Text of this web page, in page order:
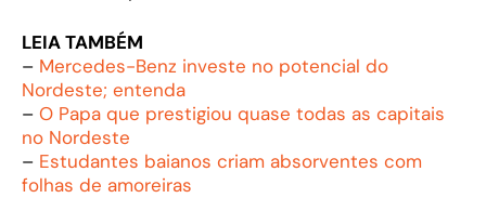
LEIA TAMBÉM
– Mercedes-Benz investe no potencial do
Nordeste; entenda
– O Papa que prestigiou quase todas as capitais
no Nordeste
– Estudantes baianos criam absorventes com
folhas de amoreiras